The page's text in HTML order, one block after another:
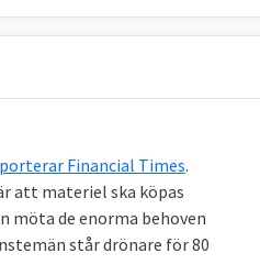
och konsumentskydd.
EU-ländernas
sluta gemensamma
Financial Times.
att materiel ska köpas
möta de enorma behoven
står drönare för 80